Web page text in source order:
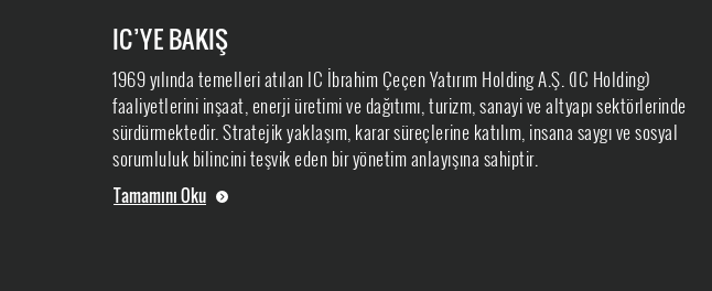
IC’YE BAKIŞ
1969 yılında temelleri atılan IC İbrahim Çeçen Yatırım Holding A.Ş. (IC Holding)
faaliyetlerini inşaat, enerji üretimi ve dağıtımı, turizm, sanayi ve altyapı sektörlerinde
sürdürmektedir. Stratejik yaklaşım, karar süreçlerine katılım, insana saygı ve sosyal
sorumluluk bilincini teşvik eden bir yönetim anlayışına sahiptir.
Tamamını Oku